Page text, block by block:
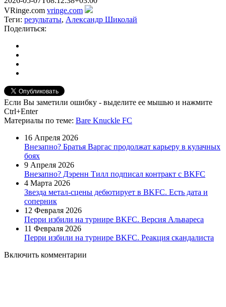
VRinge.com vringe.com
Теги: результаты, Александр Шиколай
Поделиться:
Если Вы заметили ошибку - выделите ее мышью и нажмите
Ctrl+Enter
Материалы по теме: Bare Knuckle FC
16 Апреля 2026
Внезапно? Братья Варгас продолжат карьеру в кулачных
боях
9 Апреля 2026
Внезапно? Дэренн Тилл подписал контракт с BKFC
4 Марта 2026
Звезда метал-сцены дебютирует в BKFC. Есть дата и
соперник
12 Февраля 2026
Перри избили на турнире BKFC. Версия Альвареса
11 Февраля 2026
Перри избили на турнире BKFC. Реакция скандалиста
Включить комментарии